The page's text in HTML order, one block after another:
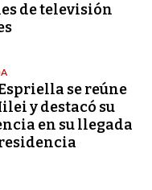
de televisión
se reúne
y destacó su
en su llegada